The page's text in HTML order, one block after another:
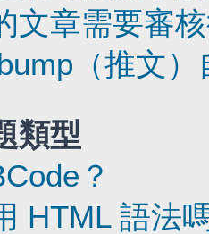
文章需要審
（推文
類型
？
HTML 語法